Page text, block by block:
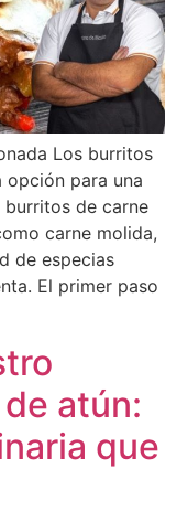
Los burritos
opción para una
burritos de carne
carne molida,
de especias
El primer paso
atún:
que